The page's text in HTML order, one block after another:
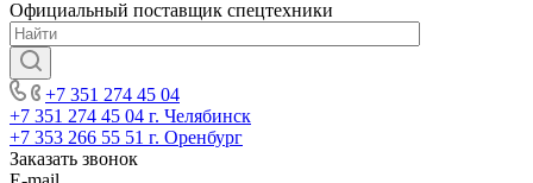
Официальный поставщик спецтехники
+7 351 274 45 04
+7 351 274 45 04 г. Челябинск
+7 353 266 55 51 г. Оренбург
Заказать звонок